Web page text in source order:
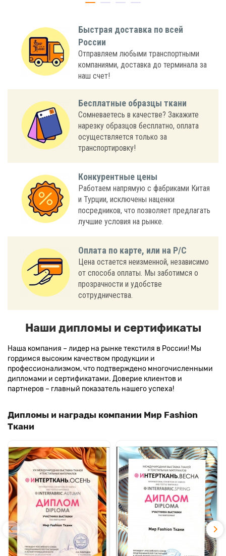
Быстрая доставка по всей
России
Отправляем любыми транспортными
компаниями, доставка до терминала за
наш счет!
Бесплатные образцы ткани
Сомневаетесь в качестве? Закажите
нарезку образцов бесплатно, оплата
осуществляется только за
транспортировку!
Конкурентные цены
Работаем напрямую с фабриками Китая
и Турции, исключены наценки
посредников, что позволяет предлагать
лучшие условия на рынке.
Оплата по карте, или на Р/С
Цена остается неизменной, независимо
от способа оплаты. Мы заботимся о
прозрачности и удобстве
сотрудничества.
Наши дипломы и сертификаты
Наша компания – лидер на рынке текстиля в России! Мы
гордимся высоким качеством продукции и
профессионализмом, что подтверждено многочисленными
дипломами и сертификатами. Доверие клиентов и
партнеров – главный показатель нашего успеха!
Дипломы и награды компании Мир Fashion
Ткани